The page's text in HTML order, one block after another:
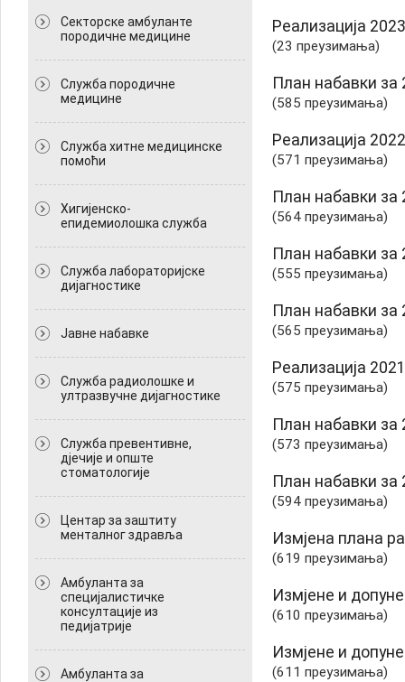
Секторске амбуланте
породичне медицине
Служба породичне
медицине
Служба хитне медицинске
помоћи
Хигијенско-
епидемиолошка служба
Служба лабораторијске
дијагностике
Јавне набавке
Служба радиолошке и
ултразвучне дијагностике
Служба превентивне,
дјечије и опште
стоматологије
Центар за заштиту
менталног здравља
Амбуланта за
специјалистичке
консултације из
педијатрије
Амбуланта за
Реализација
(23 преузимања)
План набавки за
(585 преузимања)
Реализација
(571 преузимања)
План набавки за
(564 преузимања)
План набавки за
(555 преузимања)
План набавки за
(565 преузимања)
Реализација
(575 преузимања)
План набавки за
(573 преузимања)
План набавки за
(594 преузимања)
Измјена плана
(619 преузимања)
Измјене и
(610 преузимања)
Измјене и
(611 преузимања)